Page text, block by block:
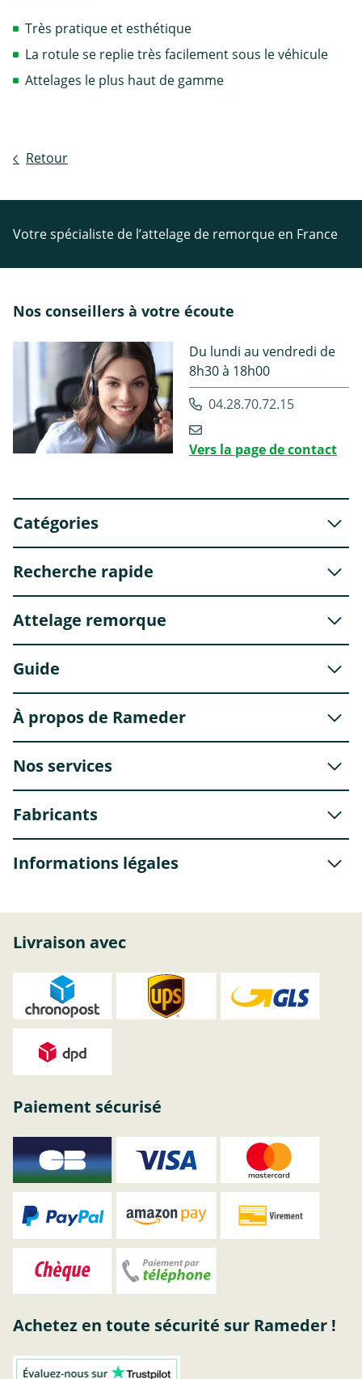
Très pratique et esthétique
La rotule se replie très facilement sous le véhicule
Attelages le plus haut de gamme
Retour
Votre spécialiste de l’attelage de remorque en France
Nos conseillers à votre écoute
Du lundi au vendredi de
8h30 à 18h00
04.28.70.72.15
Vers la page de contact
Catégories
Recherche rapide
Attelage remorque
Guide
À propos de Rameder
Nos services
Fabricants
Informations légales
Livraison avec
Paiement sécurisé
Achetez en toute sécurité sur Rameder !